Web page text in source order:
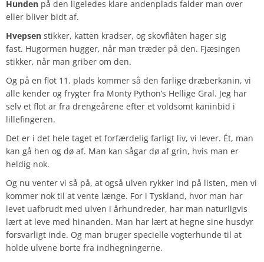
Hunden på den ligeledes klare andenplads falder man over
eller bliver bidt af.
Hvepsen stikker, katten kradser, og skovflåten hager sig
fast. Hugormen hugger, når man træder på den. Fjæsingen
stikker, når man griber om den.
Og på en flot 11. plads kommer så den farlige dræberkanin, vi
alle kender og frygter fra Monty Python’s Hellige Gral. Jeg har
selv et flot ar fra drengeårene efter et voldsomt kaninbid i
lillefingeren.
Det er i det hele taget et forfærdelig farligt liv, vi lever. Ét, man
kan gå hen og dø af. Man kan sågar dø af grin, hvis man er
heldig nok.
Og nu venter vi så på, at også ulven rykker ind på listen, men vi
kommer nok til at vente længe. For i Tyskland, hvor man har
levet uafbrudt med ulven i århundreder, har man naturligvis
lært at leve med hinanden. Man har lært at hegne sine husdyr
forsvarligt inde. Og man bruger specielle vogterhunde til at
holde ulvene borte fra indhegningerne.